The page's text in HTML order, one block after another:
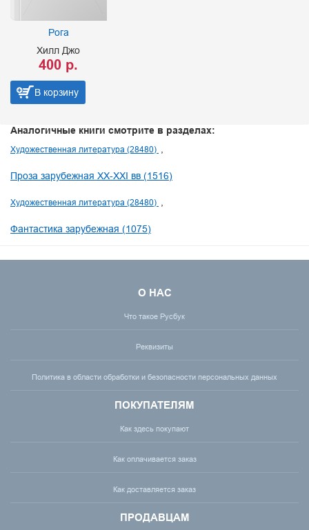
Рога
Хилл Джо
400 р.
В корзину
Аналогичные книги смотрите в разделах:
Художественная литература (28480)
Проза зарубежная XX-XXI вв (1516)
Художественная литература (28480)
Фантастика зарубежная (1075)
О НАС
Что такое Русбук
Реквизиты
Политика в области обработки и безопасности персональных данных
ПОКУПАТЕЛЯМ
Как здесь покупают
Как оплачивается заказ
Как доставляется заказ
ПРОДАВЦАМ